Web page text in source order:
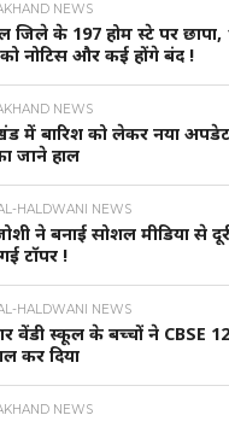
NEWS
जिले के 197 होम स्टे पर
को नोटिस और कई होंगे बंद !
NEWS
में बारिश को लेकर नया
जाने हाल
HALDWANI NEWS
जोशी ने बनाई सोशल मीडिया से
टॉपर !
HALDWANI NEWS
वेंडी स्कूल के बच्चों ने CBSE
कर दिया
NEWS